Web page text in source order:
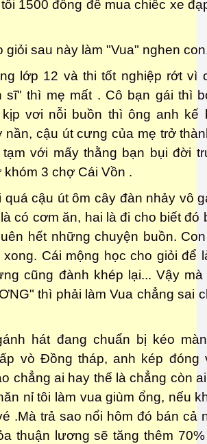
1500 đồng để mua chiếc xe
giỏi sau này làm "Vua" nghen
lớp 12 và thi tốt nghiệp rớt vì
sĩ" thì mẹ mất . Cô bạn gái thì
vơi nỗi buồn thì ông anh kế
nần, cậu út cưng của mẹ trở
với mấy thằng bạn bụi đời
khóm 3 chợ Cái Vồn .
cậu út ôm cây đàn nhảy vô
có cơm ăn, hai là đi cho biết đó
hết những chuyện buồn.
Cái mộng học cho giỏi để
cũng đành khép lại... Vậy mà
thì phải làm Vua chẳng sai
hát đang chuẩn bị kéo
vò Đồng tháp, anh kép đóng
chẳng ai hay thế là chẳng còn
nỉ tôi làm vua giùm ổng, nếu
.Mà trả sao nổi hôm đó bán cả
thuận lương sẽ tăng thêm